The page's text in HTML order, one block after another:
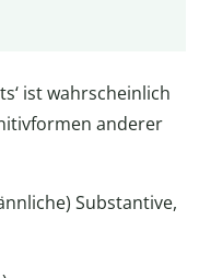
ist wahrscheinlich
anderer
Substantive,